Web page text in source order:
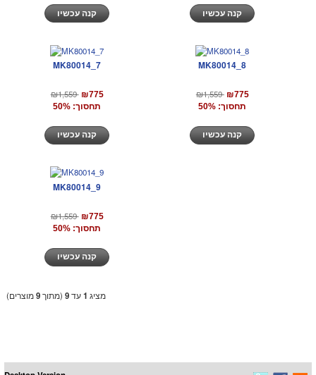
MK80014_7
₪1,559 ₪775
תחסוך: 50%
MK80014_8
₪1,559 ₪775
תחסוך: 50%
MK80014_9
₪1,559 ₪775
תחסוך: 50%
מציג 1עד9 (מתוך9מוצרים)